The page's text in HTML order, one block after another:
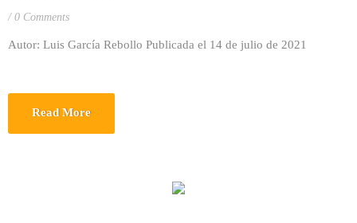
0 Comments
Autor: Luis García Rebollo Publicada el 14 de julio de 2021
Read More